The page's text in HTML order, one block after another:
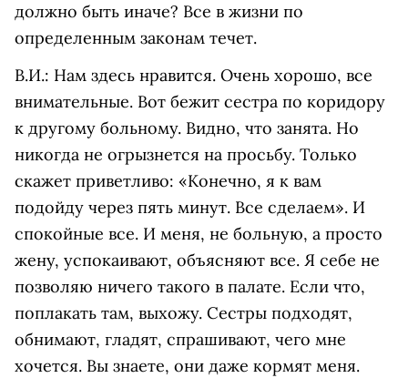
должно быть иначе? Все в жизни по
определенным законам течет.
В.И.: Нам здесь нравится. Очень хорошо, все
внимательные. Вот бежит сестра по коридору
к другому больному. Видно, что занята. Но
никогда не огрызнется на просьбу. Только
скажет приветливо: «Конечно, я к вам
подойду через пять минут. Все сделаем». И
спокойные все. И меня, не больную, а просто
жену, успокаивают, объясняют все. Я себе не
позволяю ничего такого в палате. Если что,
поплакать там, выхожу. Сестры подходят,
обнимают, гладят, спрашивают, чего мне
хочется. Вы знаете, они даже кормят меня.